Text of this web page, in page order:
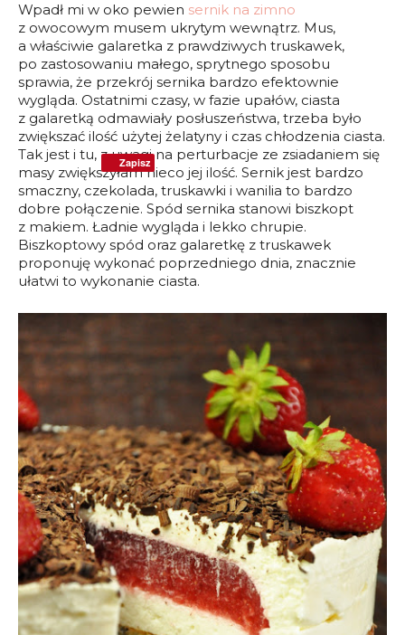
Wpadł mi w oko pewien sernik na zimno
z owocowym musem ukrytym wewnątrz. Mus,
a właściwie galaretka z prawdziwych truskawek,
po zastosowaniu małego, sprytnego sposobu
sprawia, że przekrój sernika bardzo efektownie
wygląda. Ostatnimi czasy, w fazie upałów, ciasta
z galaretką odmawiały posłuszeństwa, trzeba było
zwiększać ilość użytej żelatyny i czas chłodzenia ciasta.
Tak jest i tu, z uwagi na perturbacje ze zsiadaniem się
masy zwiększyłam nieco jej ilość. Sernik jest bardzo
smaczny, czekolada, truskawki i wanilia to bardzo
dobre połączenie. Spód sernika stanowi biszkopt
z makiem. Ładnie wygląda i lekko chrupie.
Biszkoptowy spód oraz galaretkę z truskawek
proponuję wykonać poprzedniego dnia, znacznie
ułatwi to wykonanie ciasta.
Zapisz